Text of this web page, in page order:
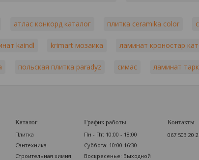
атлас конкорд каталог плитка ceramika color
kaindl krimart мозаика ламинат кроностар
польская плитка paradyz симас ламинат
Каталог
Плитка
Сантехника
Строительная химия
График работы
Пн - Пт: 10:00 - 18:00
Суббота: 10:00 16:30
Воскресенье: Выходной
Контакты
067 503 20